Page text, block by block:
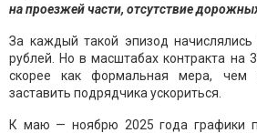
на проезжей части, отсутствие
За каждый такой эпизод
рублей. Но в масштабах контракта на
скорее как формальная мера, чем
заставить подрядчика ускориться.
К маю — ноябрю 2025 года графики